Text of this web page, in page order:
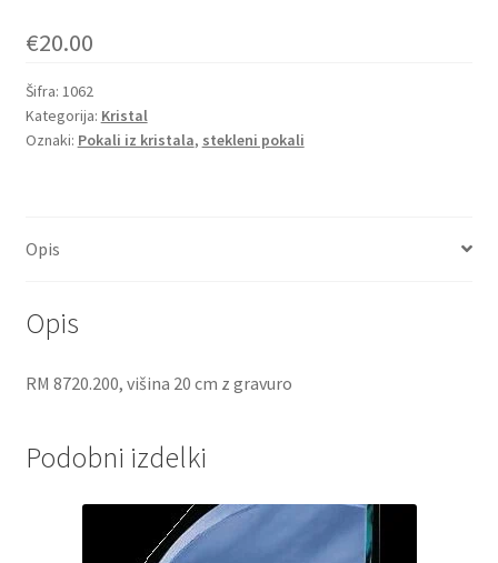
€20.00
Šifra: 1062
Kategorija: Kristal
Oznaki: Pokali iz kristala, stekleni pokali
Opis
Opis
RM 8720.200, višina 20 cm z gravuro
Podobni izdelki